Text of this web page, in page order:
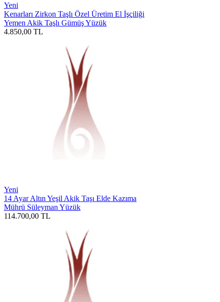
Yeni
Kenarları Zirkon Taşlı Özel Üretim El İşçiliği
Yemen Akik Taşlı Gümüş Yüzük
4.850,00 TL
Yeni
14 Ayar Altın Yeşil Akik Taşı Elde Kazıma
Mührü Süleyman Yüzük
114.700,00 TL